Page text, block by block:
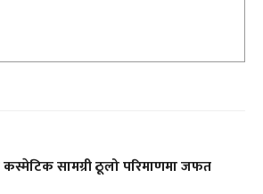
कस्मेटिक सामग्री ठूलो परिमाणमा जफत